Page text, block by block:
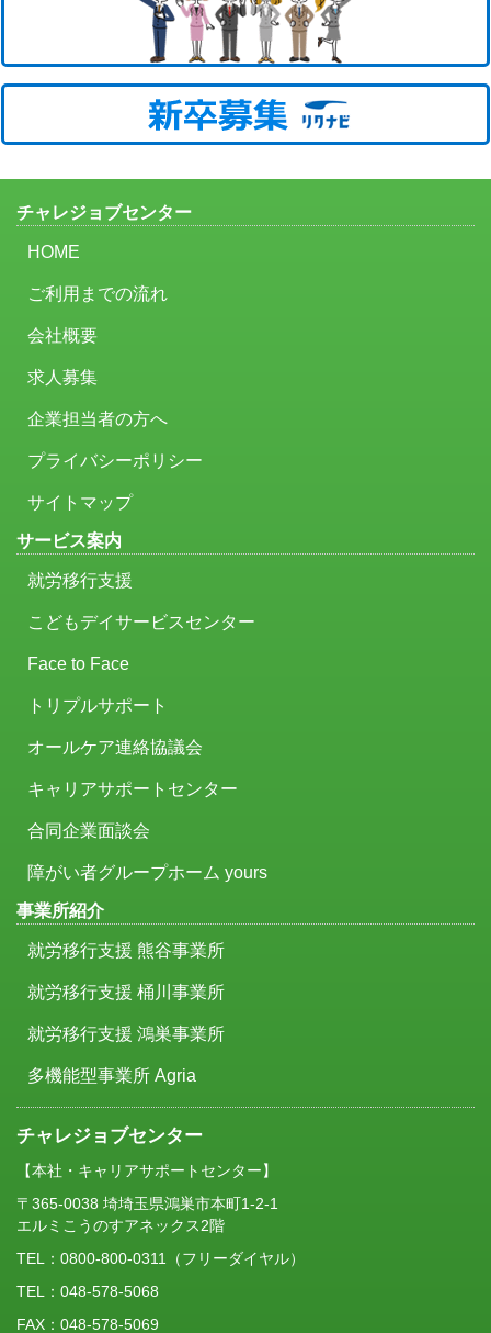
チャレジョブセンター
HOME
ご利用までの流れ
会社概要
求人募集
企業担当者の方へ
プライバシーポリシー
サイトマップ
サービス案内
就労移行支援
こどもデイサービスセンター
Face to Face
トリプルサポート
オールケア連絡協議会
キャリアサポートセンター
合同企業面談会
障がい者グループホーム yours
事業所紹介
就労移行支援 熊谷事業所
就労移行支援 桶川事業所
就労移行支援 鴻巣事業所
多機能型事業所 Agria
チャレジョブセンター
【本社・キャリアサポートセンター】
〒365-0038 埼埼玉県鴻巣市本町1-2-1
エルミこうのすアネックス2階
TEL： 0800-800-0311 （フリーダイヤル）
TEL：048-578-5068
FAX：048-578-5069